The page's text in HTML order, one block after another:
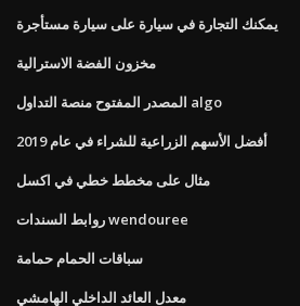
يمكنك التجارة في سيارة على سيارة مستأجرة
مخزون الفضة الاسترالية
المصدر المفتوح منصة التداول algo
أفضل الأسهم الزراعية للشراء في عام 2019
مثال على مخطط خطي في اكسل
روابط السندات wendouree
سباقات الحمام حمامة
معدل العائد الداخلي الهامشي